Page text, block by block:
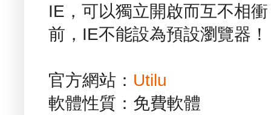
IE，可以獨立開啟而互不相
前，IE不能設為預設瀏覽器
官方網站： Utilu
軟體性質：免費軟體